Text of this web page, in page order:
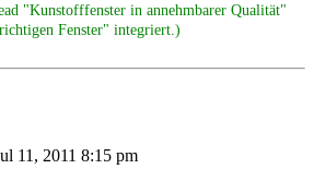
"Kunstofffenster in annehmbarer Qualität"
Fenster" integriert.)
11, 2011 8:15 pm